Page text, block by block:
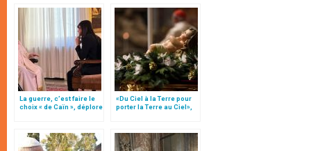
La guerre, c’est faire le
choix « de Caïn », déplore
«Du Ciel à la Terre pour
porter la Terre au Ciel»,